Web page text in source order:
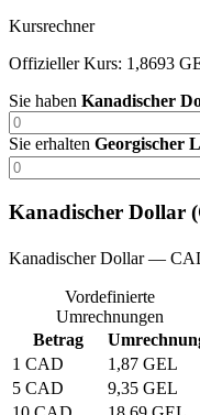
Kursrechner
Offizieller Kurs: 1,8693
Sie haben Kanadischer
Sie erhalten Georgischer
Kanadischer Dollar
Kanadischer Dollar —
Vordefinierte
Umrechnungen
Betrag
1 CAD
1,87 GEL
5 CAD
9,35 GEL